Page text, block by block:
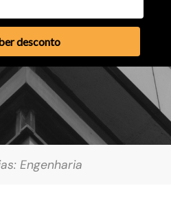
desconto
Engenharia